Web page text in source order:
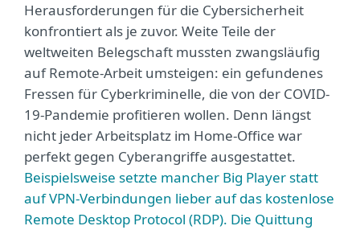
Herausforderungen für die Cybersicherheit
konfrontiert als je zuvor. Weite Teile der
weltweiten Belegschaft mussten zwangsläufig
auf Remote-Arbeit umsteigen: ein gefundenes
Fressen für Cyberkriminelle, die von der COVID-
19-Pandemie profitieren wollen. Denn längst
nicht jeder Arbeitsplatz im Home-Office war
perfekt gegen Cyberangriffe ausgestattet.
Beispielsweise setzte mancher Big Player statt
auf VPN-Verbindungen lieber auf das kostenlose
Remote Desktop Protocol (RDP). Die Quittung